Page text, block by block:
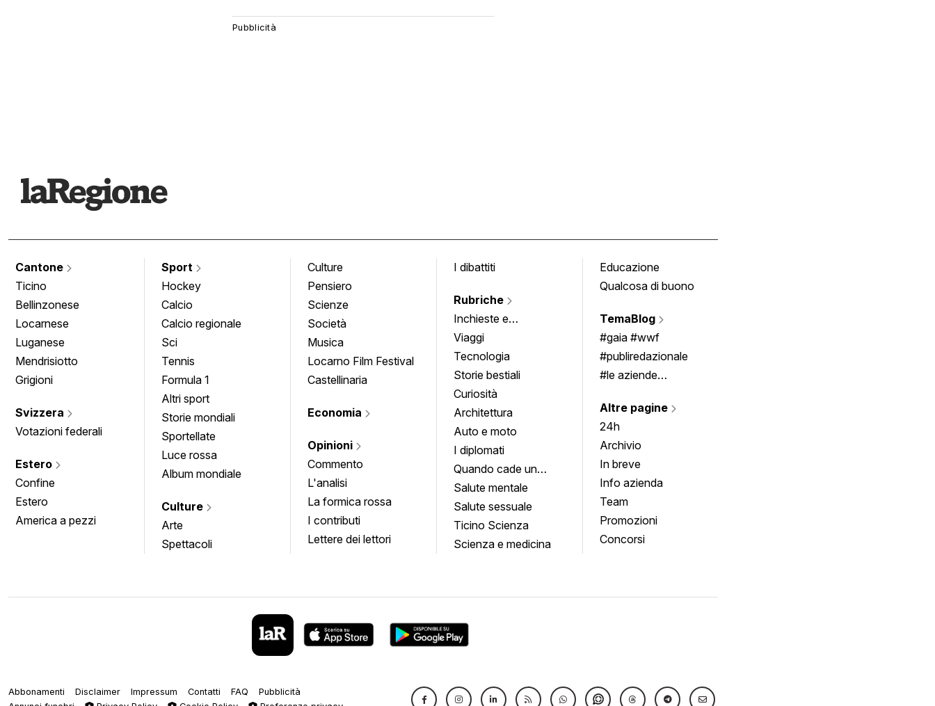
Cantone
Ticino
Bellinzonese
Locarnese
Luganese
Mendrisiotto
Grigioni
Svizzera
Votazioni federali
Estero
Confine
Estero
America a pezzi
Sport
Hockey
Calcio
Calcio regionale
Sci
Tennis
Formula 1
Altri sport
Storie mondiali
Sportellate
Luce rossa
Album mondiale
Culture
Arte
Spettacoli
Culture
Pensiero
Scienze
Società
Musica
Locarno Film Festival
Castellinaria
Economia
Opinioni
Commento
L'analisi
La formica rossa
I contributi
Lettere dei lettori
I dibattiti
Rubriche
Inchieste e
approfondimenti
Viaggi
Tecnologia
Storie bestiali
Curiosità
Architettura
Auto e moto
I diplomati
Quando cade un
quadro
Salute mentale
Salute sessuale
Ticino Scienza
Scienza e medicina
Educazione
Qualcosa di buono
TemaBlog
#gaia #wwf
#publiredazionale
#le aziende
Altre pagine
24h
Archivio
In breve
Info azienda
Team
Promozioni
Concorsi
Abbonamenti Disclaimer Impressum Contatti FAQ
Pubblicità